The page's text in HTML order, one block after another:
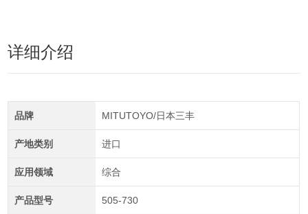
详细介绍
品牌 MITUTOYO/日本三丰
产地类别 进口
应用领域 综合
产品型号 505-730